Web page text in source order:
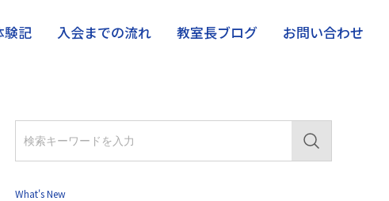
験記 入会までの流れ 教室長ブログ お問い合わせ
What's New